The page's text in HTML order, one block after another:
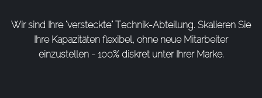
Wir sind Ihre "versteckte" Technik-Abteilung. Skalieren Sie
Ihre Kapazitäten flexibel, ohne neue Mitarbeiter
einzustellen - 100% diskret unter Ihrer Marke.